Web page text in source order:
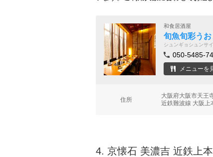
和食居酒屋
旬魚旬彩う
シュンギョシュンサ
050-5485-
メニューを
住所
大阪府大阪市天
近鉄難波線 大阪上
4. 京懐石 美濃吉 近鉄上